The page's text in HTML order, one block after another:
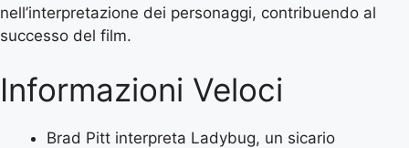
nell’interpretazione dei personaggi, contribuendo al
successo del film.
Informazioni Veloci
Brad Pitt interpreta Ladybug, un sicario